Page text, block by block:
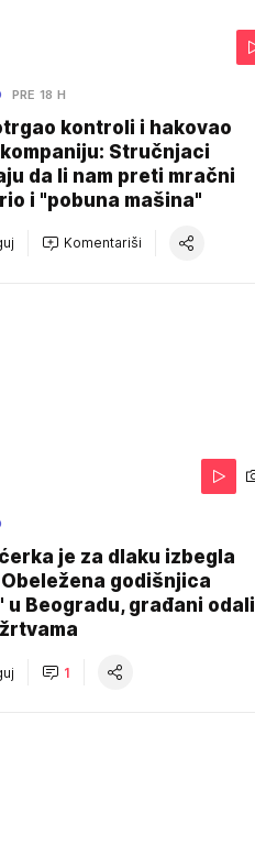
PRE 18 H
kontroli i hakovao
Stručnjaci
da li nam preti mračni
i "pobuna mašina"
Komentariši
je za dlaku izbegla
godišnjica
u Beogradu, građani odali
1